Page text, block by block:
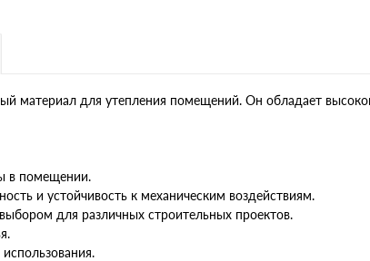
материал для утепления помещений. Он обладает
в помещении.
и устойчивость к механическим воздействиям.
для различных строительных проектов.